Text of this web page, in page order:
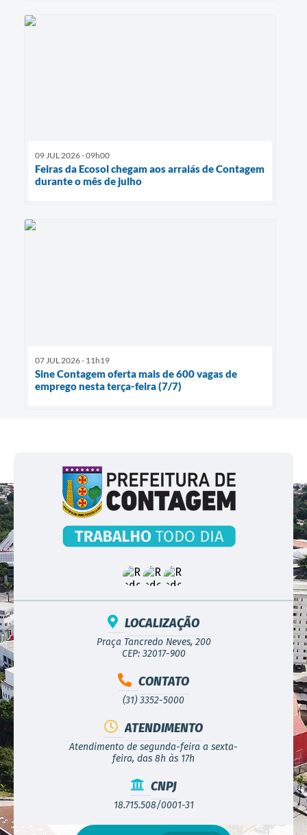
09 JUL 2026 - 09h00
Feiras da Ecosol chegam aos arraiás de Contagem
durante o mês de julho
07 JUL 2026 - 11h19
Sine Contagem oferta mais de 600 vagas de
emprego nesta terça-feira (7/7)
LOCALIZAÇÃO
Praça Tancredo Neves, 200
CEP: 32017-900
CONTATO
(31) 3352-5000
ATENDIMENTO
Atendimento de segunda-feira a sexta-
feira, das 8h às 17h
CNPJ
18.715.508/0001-31